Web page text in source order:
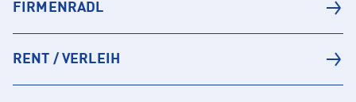
FIRMENRADL
RENT / VERLEIH